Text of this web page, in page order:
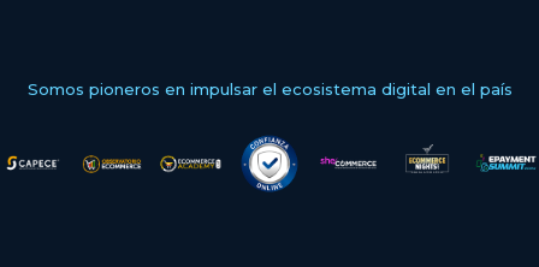
Somos pioneros en impulsar el ecosistema digital en el país